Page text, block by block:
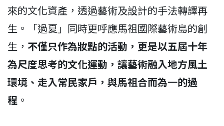
來的文化資產，透過藝術及設計的手法轉譯再
生。「過夏」同時更呼應馬祖國際藝術島的創
生， 不僅只作為妝點的活動，更是以五屆十年
為尺度思考的文化運動，讓藝術融入地方風土
環境、走入常民家戶，與馬祖合而為一的過
程 。